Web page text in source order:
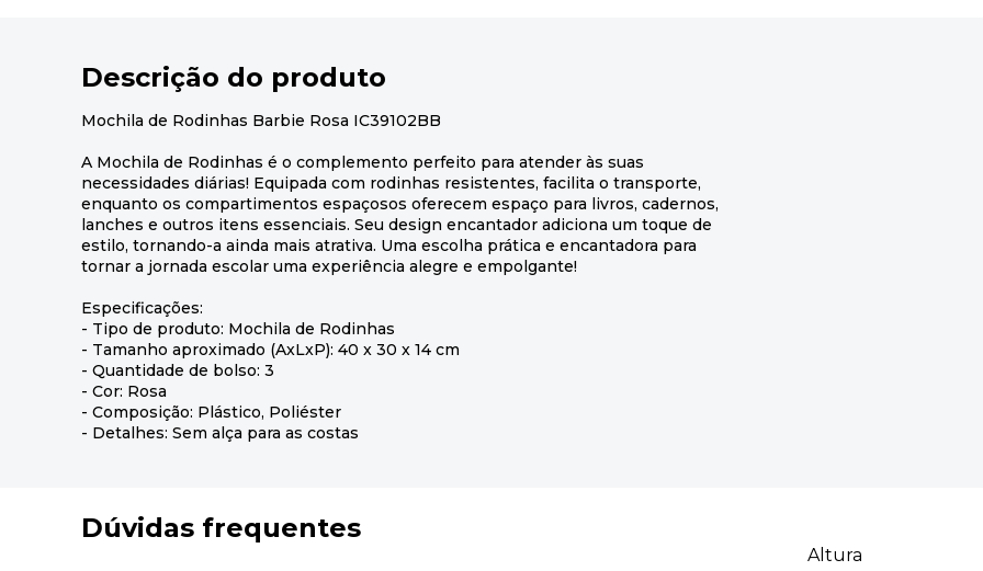
Descrição do produto
Mochila de Rodinhas Barbie Rosa IC39102BB
A Mochila de Rodinhas é o complemento perfeito para atender às suas
necessidades diárias! Equipada com rodinhas resistentes, facilita o transporte,
enquanto os compartimentos espaçosos oferecem espaço para livros, cadernos,
lanches e outros itens essenciais. Seu design encantador adiciona um toque de
estilo, tornando-a ainda mais atrativa. Uma escolha prática e encantadora para
tornar a jornada escolar uma experiência alegre e empolgante!
Especificações:
- Tipo de produto: Mochila de Rodinhas
- Tamanho aproximado (AxLxP): 40 x 30 x 14 cm
- Quantidade de bolso: 3
- Cor: Rosa
- Composição: Plástico, Poliéster
- Detalhes: Sem alça para as costas
Dúvidas frequentes
Altura